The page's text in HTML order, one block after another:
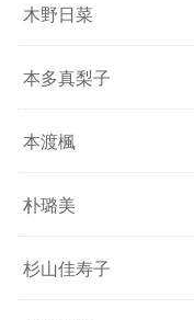
木野日菜
本多真梨子
本渡楓
朴璐美
杉山佳寿子